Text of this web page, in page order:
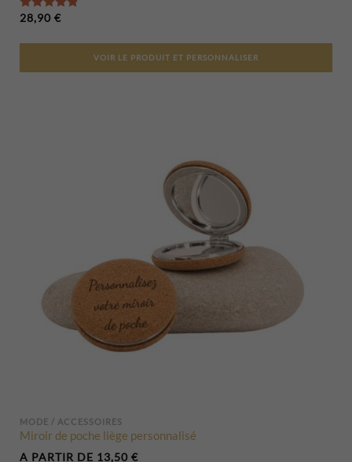
28,90 €
VOIR LE PRODUIT ET PERSONNALISER
MODE / ACCESSOIRES
Miroir de poche liège personnalisé
A PARTIR DE 13,50 €